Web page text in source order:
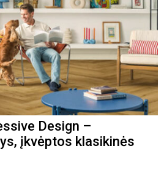
Design –
įkvėptos klasikinės